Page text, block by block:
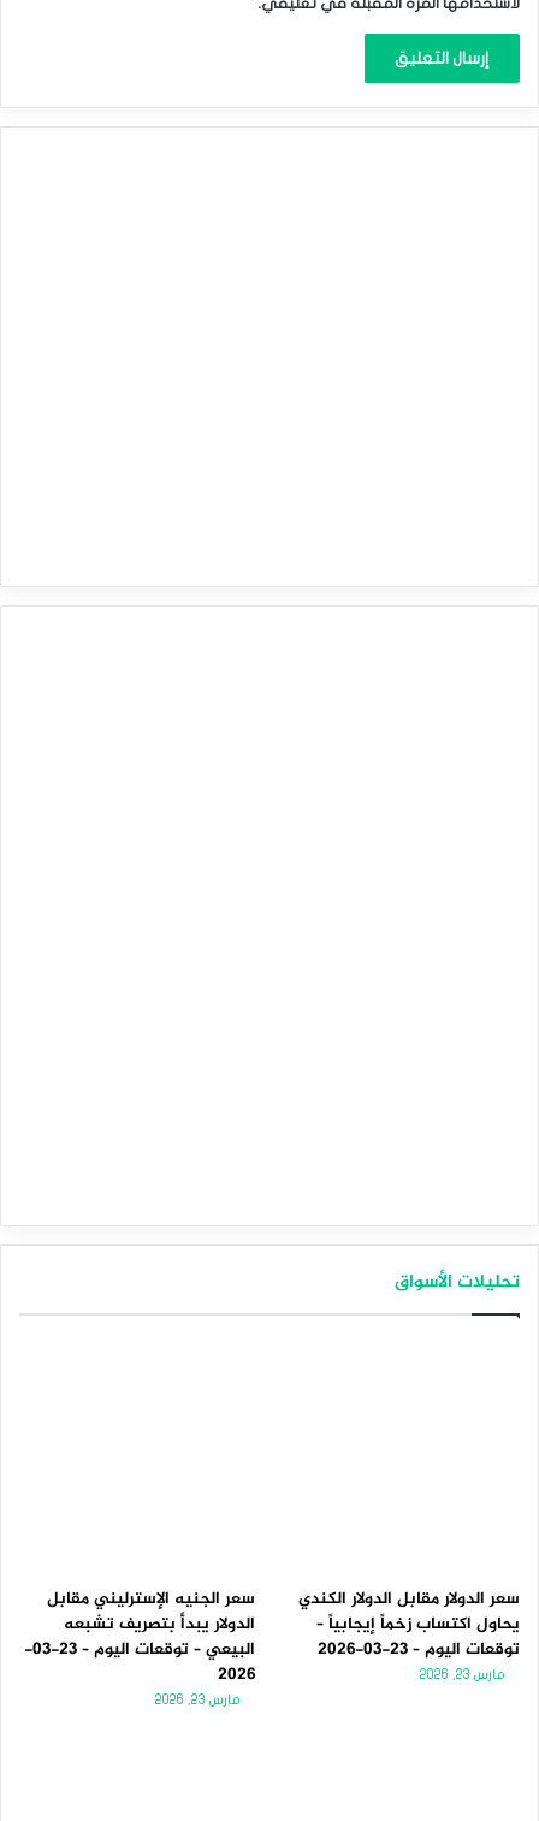
تحليلات الأسواق
سعر الدولار مقابل الدولار الكندي
يحاول اكتساب زخماً إيجابياً –
توقعات اليوم – 23-03-2026
مارس 23, 2026
سعر الجنيه الإسترليني مقابل
الدولار يبدأ بتصريف تشبعه
البيعي – توقعات اليوم – 23-03-
2026
مارس 23, 2026